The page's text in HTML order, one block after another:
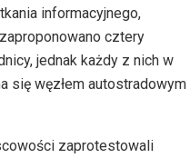
informacyjnego,
cztery
jednak każdy z nich w
się węzłem autostradowym
zaprotestowali